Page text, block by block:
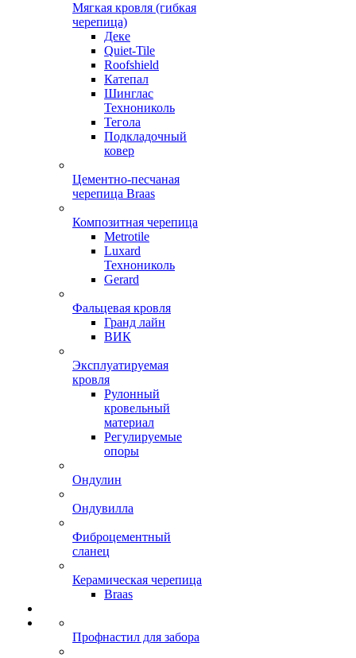
Мягкая кровля (гибкая
черепица)
Деке
Quiet-Tile
Roofshield
Катепал
Шинглас
Технониколь
Тегола
Подкладочный
ковер
Цементно-песчаная
черепица Braas
Композитная черепица
Metrotile
Luxard
Технониколь
Gerard
Фальцевая кровля
Гранд лайн
ВИК
Эксплуатируемая
кровля
Рулонный
кровельный
материал
Регулируемые
опоры
Ондулин
Ондувилла
Фиброцементный
сланец
Керамическая черепица
Braas
Профнастил для забора